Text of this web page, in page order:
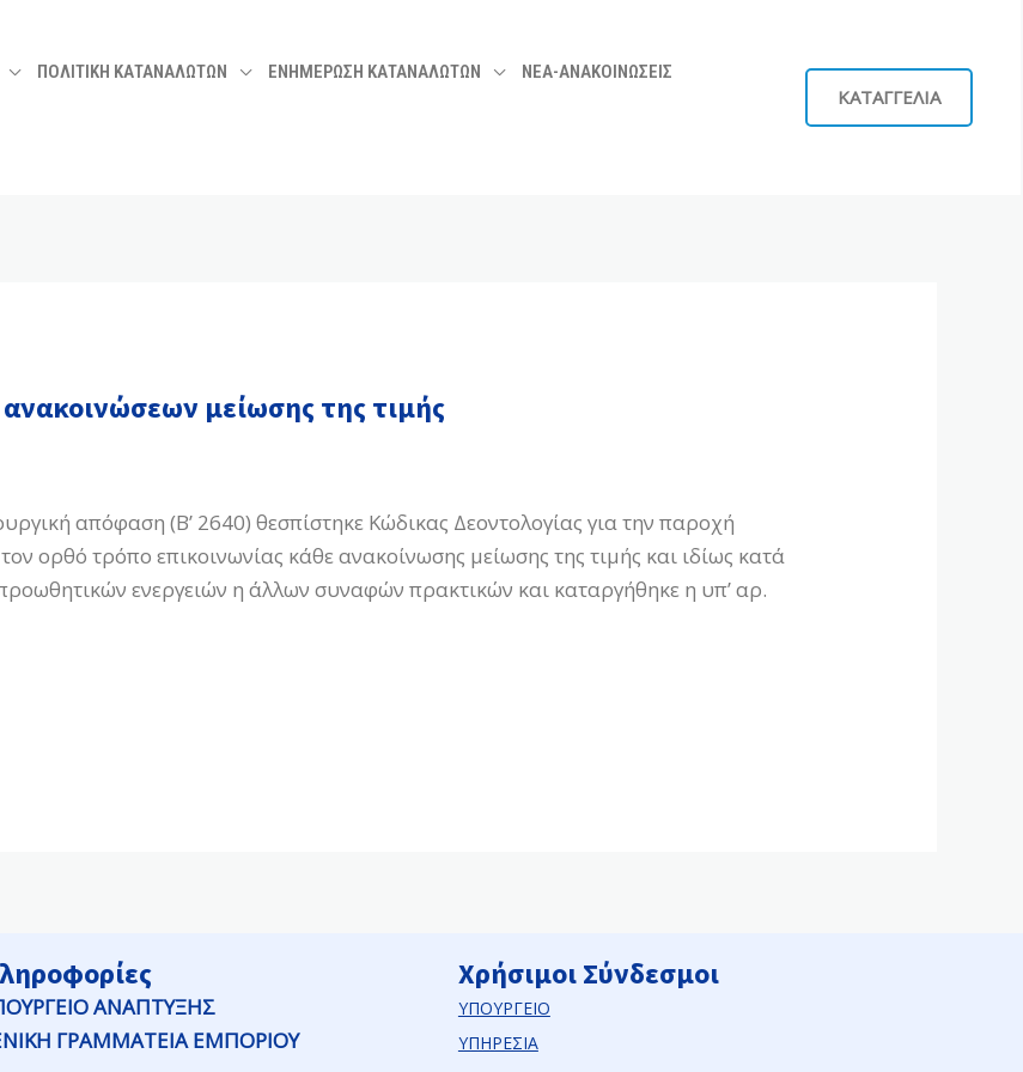
ΠΟΛΙΤΙΚΗ ΚΑΤΑΝΑΛΩΤΩΝ ΕΝΗΜΕΡΩΣΗ ΚΑΤΑΝΑΛΩΤΩΝ ΝΕΑ-ΑΝΑΚΟΙΝΩΣΕΙΣ
ΚΑΤΑΓΓΕΛΙΑ
μείωσης της τιμής
απόφαση (Β’ 2640) θεσπίστηκε Κώδικας Δεοντολογίας για την παροχή
ορθό τρόπο επικοινωνίας κάθε ανακοίνωσης μείωσης της τιμής και ιδίως κατά
ενεργειών η άλλων συναφών πρακτικών και καταργήθηκε η υπ’ αρ.
ΑΝΑΠΤΥΞΗΣ
ΓΡΑΜΜΑΤΕΙΑ ΕΜΠΟΡΙΟΥ
Χρήσιμοι Σύνδεσμοι
ΥΠΟΥΡΓΕΙΟ
ΥΠΗΡΕΣΙΑ